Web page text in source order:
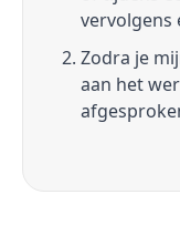
vervolgens
Zodra je
aan het